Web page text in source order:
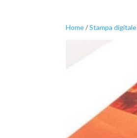
Home/Stampa digitale